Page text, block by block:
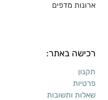
ארונות מדפים
רכישה באתר:
תקנון
פרטיות
שאלות ותשובות